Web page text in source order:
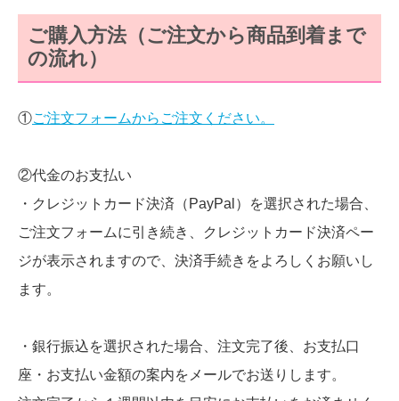
ご購入方法（ご注文から商品到着まで
の流れ）
①ご注文フォームからご注文ください。
②代金のお支払い
・クレジットカード決済（PayPal）を選択された場合、
ご注文フォームに引き続き、クレジットカード決済ペー
ジが表示されますので、決済手続きをよろしくお願いし
ます。
・銀行振込を選択された場合、注文完了後、お支払口
座・お支払い金額の案内をメールでお送りします。